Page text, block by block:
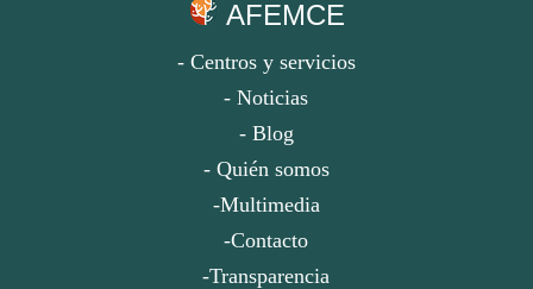
AFEMCE
- Centros y servicios
- Noticias
- Blog
- Quién somos
-Multimedia
-Contacto
-Transparencia